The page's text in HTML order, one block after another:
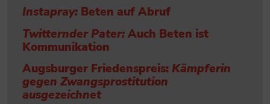
Instapray: Beten auf Abruf
Twitternder Pater:Auch Beten ist
Kommunikation
Augsburger Friedenspreis: Kämpferin
gegen Zwangsprostitution
ausgezeichnet